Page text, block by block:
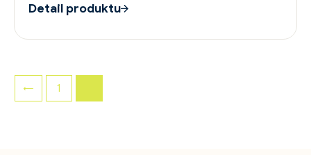
Detail produktu
← 1